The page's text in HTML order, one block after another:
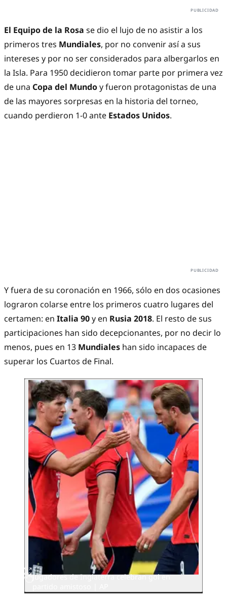
El Equipo de la Rosa se dio el lujo de no asistir a los
primeros tres Mundiales, por no convenir así a sus
intereses y por no ser considerados para albergarlos en
la Isla. Para 1950 decidieron tomar parte por primera vez
de una Copa del Mundoy fueron protagonistas de una
de las mayores sorpresas en la historia del torneo,
cuando perdieron 1-0 ante Estados Unidos.
Y fuera de su coronación en 1966, sólo en dos ocasiones
lograron colarse entre los primeros cuatro lugares del
certamen: en Italia 90y en Rusia 2018. El resto de sus
participaciones han sido decepcionantes, por no decir lo
menos, pues en 13 Mundiales han sido incapaces de
superar los Cuartos de Final.
Jugadores de Inglaterra celebran gol en